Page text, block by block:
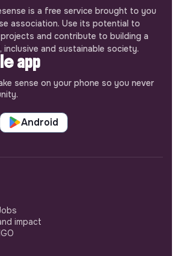
is a free service brought to you
association. Use its potential to
and contribute to building a
inclusive and sustainable society.
app
sense on your phone so you never
Android
impact